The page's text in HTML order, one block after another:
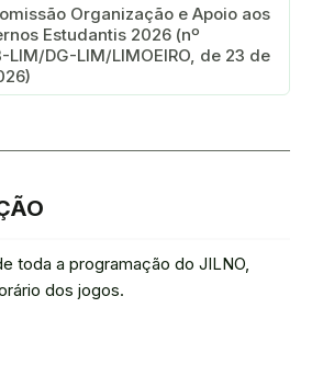
Organização e Apoio aos
Estudantis 2026 (nº
LIM/DG-LIM/LIMOEIRO, de 23 de
toda a programação do JILNO,
dos jogos.